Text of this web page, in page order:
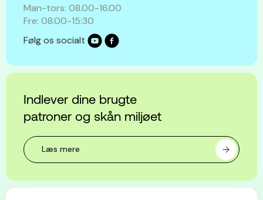
Man-tors: 08.00-16.00
Fre: 08.00-15:30
Følg os socialt
Indlever dine brugte
patroner og skån miljøet
Læs mere